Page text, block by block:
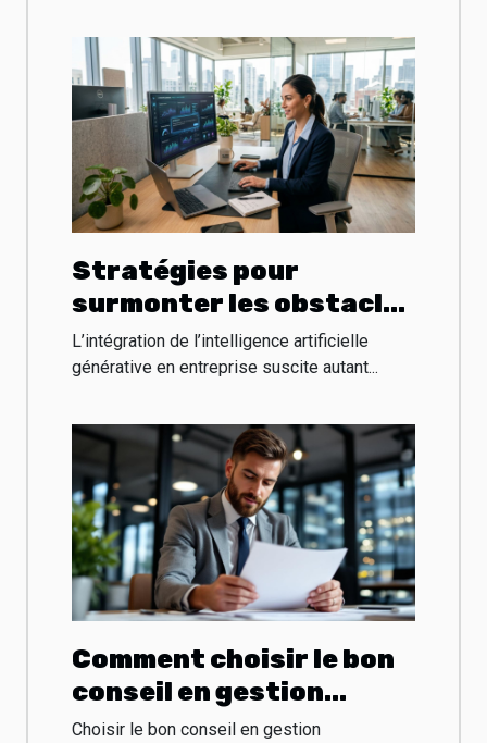
Stratégies pour
surmonter les obstacles
à l'intégration de l'IA
générative en
L’intégration de l’intelligence artificielle
générative en entreprise suscite autant...
Comment choisir le bon
conseil en gestion
d’entreprise ?
Choisir le bon conseil en gestion